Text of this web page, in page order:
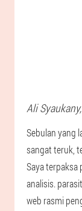
Ali Syaukany
Sebulan yang
sangat teruk,
Saya terpaksa
analisis.
web rasmi